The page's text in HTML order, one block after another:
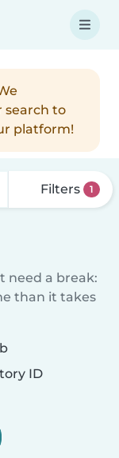
search to
platform!
Filters 1
need a break:
than it takes
ID